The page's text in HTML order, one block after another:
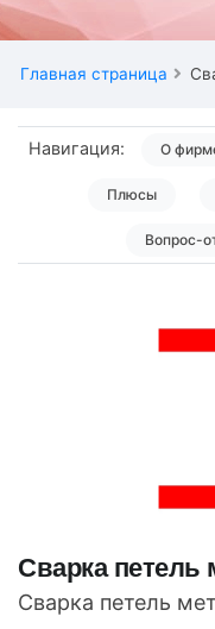
Главная страница
Навигация: О
Плюсы
Вопрос-
Сварка петель
Сварка петель